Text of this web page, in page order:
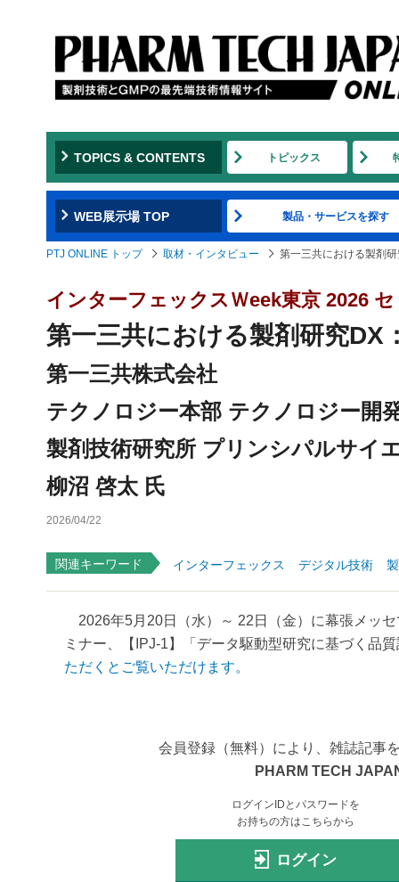
TOPICS & CONTENTS トピックス
WEB展示場 TOP 製品・サービスを探す
PTJ ONLINE トップ 取材・インタビュー 第一三共における製剤
インターフェックスＷeek東京 2026
第一三共における製剤研究DX
第一三共株式会社
テクノロジー本部 テクノロジー開
製剤技術研究所 プリンシパルサイ
柳沼 啓太 氏
2026/04/22
関連キーワード インターフェックス デジタル技術
2026年5月20日（水）～ 22日（金）に幕張メッ
ミナー、【IPJ-1】「データ駆動型研究に基づく品
ただくとご覧いただけます。
会員登録（無料）により、雑誌記事
PHARM TECH
ログインIDとパスワードを
お持ちの方はこちらから
ログイン